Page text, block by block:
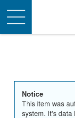
Toggle
navigation
Notice
This item was
system. It's data